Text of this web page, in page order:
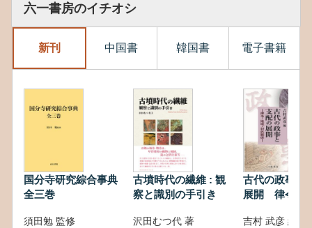
六一書房のイチオシ
新刊 中国書 韓国書 電子書籍
国分寺研究綜合事典
全三巻
須田勉 監修
古墳時代の繊維 : 観
察と識別の手引き
沢田むつ代 著
古代の政事と
展開 律令・
吉村 武彦 編集